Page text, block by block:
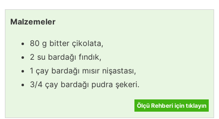
Malzemeler
80 g bitter çikolata,
2 su bardağı fındık,
1 çay bardağı mısır nişastası,
3/4 çay bardağı pudra şekeri.
Ölçü Rehberi için tıklayın